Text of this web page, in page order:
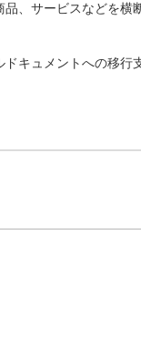
、サービスなどを横
キュメントへの移行